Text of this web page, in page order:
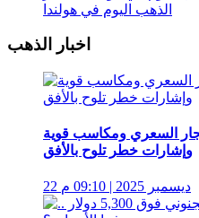
الذهب اليوم في هولندا
اخبار الذهب
السعري ومكاسب قوية
وإشارات خطر تلوح بالأفق
22 ديسمبر 2025 | 09:10 م